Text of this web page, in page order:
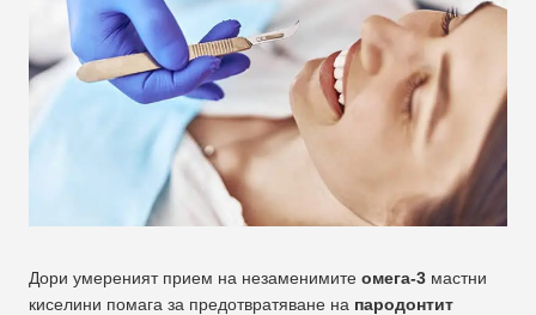
Дори умереният прием на незаменимите омега-3 мастни
киселини помага за предотвратяване на пародонтит